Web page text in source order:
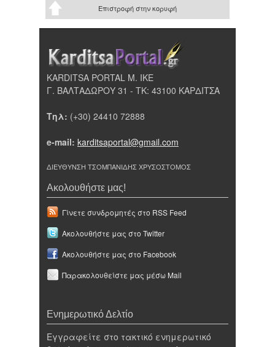
Επιστροφή στην κορυφή
KARDITSA PORTAL Μ. ΙΚΕ
Γ. ΒΑΛΤΑΔΩΡΟΥ 31 - ΤΚ: 43100 ΚΑΡΔΙΤΣΑ
Τηλ: (+30) 24410 72888
e-mail: karditsaportal@gmail.com
ΔΙΕΥΘΥΝΣΗ ΤΣΟΜΠΑΝΙΔΗΣ ΧΡΥΣΟΣΤΟΜΟΣ
Ακολουθήστε μας!
Γίνετε συνδρομητές στο RSS Feed
Ακολουθήστε μας στο Twitter
Ακολουθήστε μας στο Facebook
Παρακολουθείστε μας μέσω Mail
Ενημερωτικό Δελτίο
Εγγραφείτε στο τακτικό ενημερωτικό